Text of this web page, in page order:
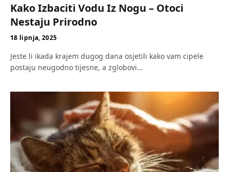
Kako Izbaciti Vodu Iz Nogu – Otoci
Nestaju Prirodno
18 lipnja, 2025
Jeste li ikada krajem dugog dana osjetili kako vam cipele
postaju neugodno tijesne, a zglobovi…